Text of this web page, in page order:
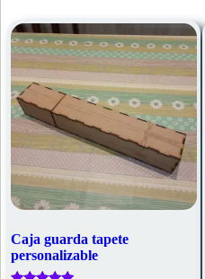
Caja guarda tapete
personalizable